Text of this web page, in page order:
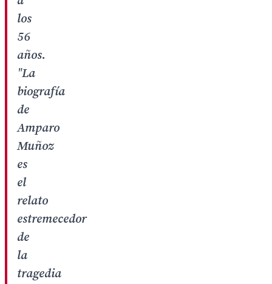
los
56
años.
"La
biografía
de
Amparo
Muñoz
es
el
relato
estremecedor
de
la
tragedia